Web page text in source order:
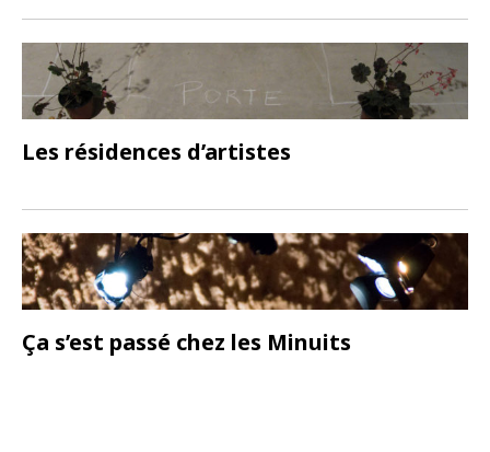
Les résidences d’artistes
Ça s’est passé chez les Minuits